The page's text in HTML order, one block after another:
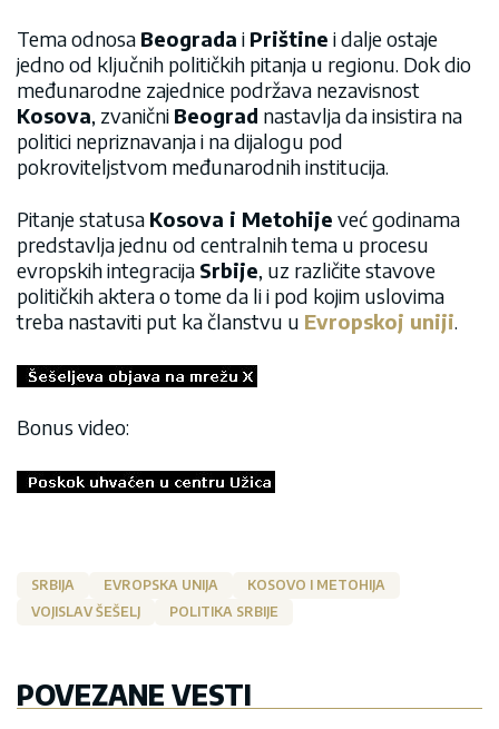
Tema odnosa Beograda i Prištine i dalje ostaje
jedno od ključnih političkih pitanja u regionu. Dok dio
međunarodne zajednice podržava nezavisnost
Kosova, zvanični Beograd nastavlja da insistira na
politici nepriznavanja i na dijalogu pod
pokroviteljstvom međunarodnih institucija.
Pitanje statusa Kosova i Metohije već godinama
predstavlja jednu od centralnih tema u procesu
evropskih integracija Srbije, uz različite stavove
političkih aktera o tome da li i pod kojim uslovima
treba nastaviti put ka članstvu u Evropskoj uniji.
Bonus video:
SRBIJA EVROPSKA UNIJA
KOSOVO I METOHIJA
VOJISLAV ŠEŠELJ
POLITIKA SRBIJE
POVEZANE VESTI